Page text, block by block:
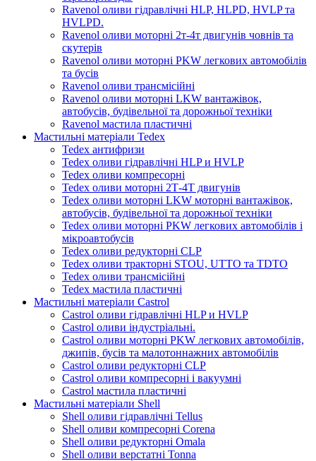
Ravenol оливи гідравлічні HLP, HLPD, HVLP та
HVLPD.
Ravenol оливи моторні 2т-4т двигунів човнів та
скутерів
Ravenol оливи моторні PKW легкових автомобілів
та бусів
Ravenol оливи трансмісійні
Ravenol оливи моторні LKW вантажівок,
автобусів, будівельної та дорожньої техніки
Ravenol мастила пластичні
Мастильні матеріали Tedex
Tedex антифризи
Tedex оливи гідравлічні HLP и HVLP
Tedex оливи компресорні
Tedex оливи моторні 2Т-4Т двигунів
Tedex оливи моторні LKW моторні вантажівок,
автобусів, будівельної та дорожньої техніки
Tedex оливи моторні PKW легкових автомобілів і
мікроавтобусів
Tedex оливи редукторні CLP
Tedex оливи тракторні STOU, UTTO та TDTO
Tedex оливи трансмісійні
Tedex мастила пластичні
Мастильні матеріали Castrol
Castrol оливи гідравлічні HLP и HVLP
Castrol оливи індустріальні.
Castrol оливи моторні PKW легкових автомобілів,
джипів, бусів та малотоннажних автомобілів
Castrol оливи редукторні CLP
Castrol оливи компресорні і вакуумні
Castrol мастила пластичні
Мастильні матеріали Shell
Shell оливи гідравлічні Tellus
Shell оливи компресорні Corena
Shell оливи редукторні Omala
Shell оливи верстатні Tonna